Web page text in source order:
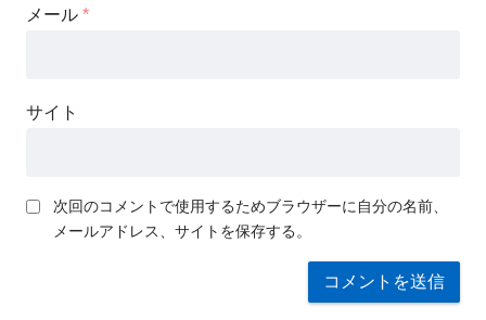
メール *
サイト
次回のコメントで使用するためブラウザーに自分の名前、
メールアドレス、サイトを保存する。